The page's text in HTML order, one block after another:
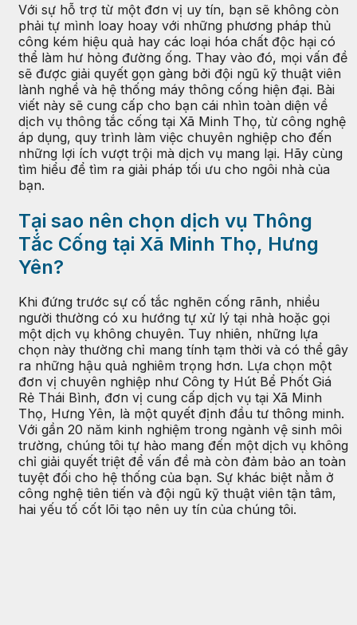
Với sự hỗ trợ từ một đơn vị uy tín, bạn sẽ không còn
phải tự mình loay hoay với những phương pháp thủ
công kém hiệu quả hay các loại hóa chất độc hại có
thể làm hư hỏng đường ống. Thay vào đó, mọi vấn đề
sẽ được giải quyết gọn gàng bởi đội ngũ kỹ thuật viên
lành nghề và hệ thống máy thông cống hiện đại. Bài
viết này sẽ cung cấp cho bạn cái nhìn toàn diện về
dịch vụ thông tắc cống tại Xã Minh Thọ, từ công nghệ
áp dụng, quy trình làm việc chuyên nghiệp cho đến
những lợi ích vượt trội mà dịch vụ mang lại. Hãy cùng
tìm hiểu để tìm ra giải pháp tối ưu cho ngôi nhà của
bạn.
Tại sao nên chọn dịch vụ Thông
Tắc Cống tại Xã Minh Thọ, Hưng
Yên?
Khi đứng trước sự cố tắc nghẽn cống rãnh, nhiều
người thường có xu hướng tự xử lý tại nhà hoặc gọi
một dịch vụ không chuyên. Tuy nhiên, những lựa
chọn này thường chỉ mang tính tạm thời và có thể gây
ra những hậu quả nghiêm trọng hơn. Lựa chọn một
đơn vị chuyên nghiệp như Công ty Hút Bể Phốt Giá
Rẻ Thái Bình, đơn vị cung cấp dịch vụ tại Xã Minh
Thọ, Hưng Yên, là một quyết định đầu tư thông minh.
Với gần 20 năm kinh nghiệm trong ngành vệ sinh môi
trường, chúng tôi tự hào mang đến một dịch vụ không
chỉ giải quyết triệt để vấn đề mà còn đảm bảo an toàn
tuyệt đối cho hệ thống của bạn. Sự khác biệt nằm ở
công nghệ tiên tiến và đội ngũ kỹ thuật viên tận tâm,
hai yếu tố cốt lõi tạo nên uy tín của chúng tôi.